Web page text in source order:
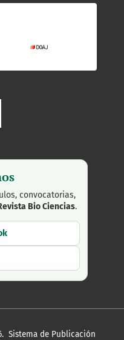
convocatorias,
Bio Ciencias.
Sistema de Publicación